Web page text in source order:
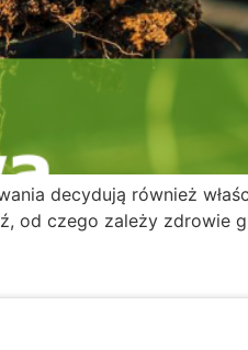
decydują również
od czego zależy zdrowie